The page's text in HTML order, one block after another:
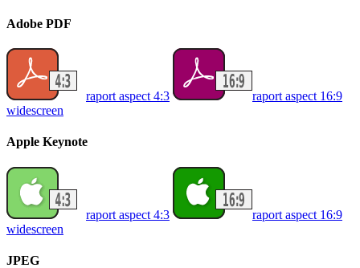
Adobe PDF
raport aspect 4:3
raport aspect 16:9
widescreen
Apple Keynote
raport aspect 4:3
raport aspect 16:9
widescreen
JPEG